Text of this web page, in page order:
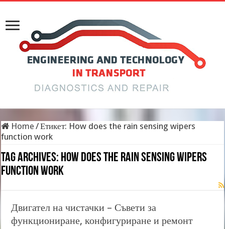
Home /Етикет: How does the rain sensing wipers
function work
Tag Archives: How does the rain sensing wipers
function work
Двигател на чистачки – Съвети за
функциониране, конфигуриране и ремонт